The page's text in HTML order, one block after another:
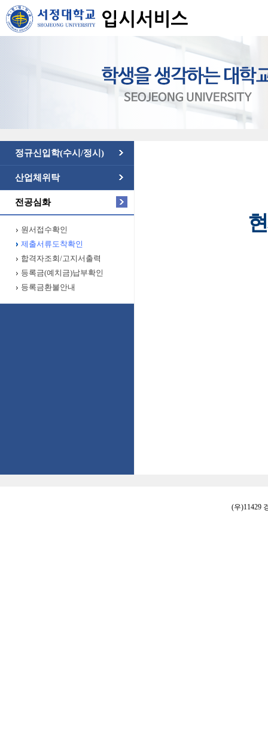
정규신입학(수시/정시)
산업체위탁
전공심화
원서접수확인
제출서류도착확인
합격자조회/고지서출력
등록금(예치금)납부확인
등록금환불안내
(우)11429